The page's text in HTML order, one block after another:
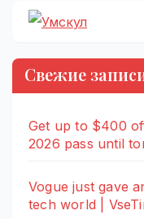
Свежие
Get up to $400
2026 pass until
Vogue just gave
tech world |